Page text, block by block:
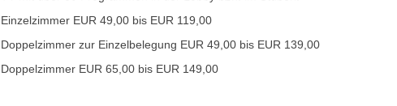
Einzelzimmer EUR 49,00 bis EUR 119,00
Doppelzimmer zur Einzelbelegung EUR 49,00 bis EUR 139,00
Doppelzimmer EUR 65,00 bis EUR 149,00